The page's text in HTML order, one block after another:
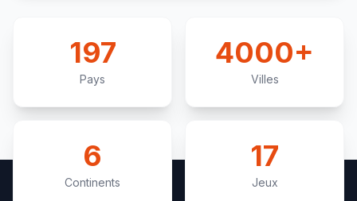
197
Pays
4000+
Villes
6
Continents
17
Jeux